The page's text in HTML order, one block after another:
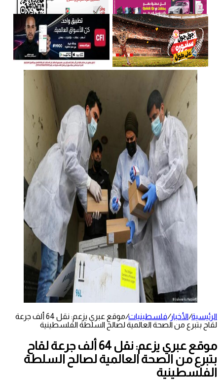
الرئيسية/الأخبار/فلسطينيات/
موقع عبري يزعم: نقل 64 ألف جرعة
لقاح بتبرع من الصحة العالمية لصالح السلطة الفلسطينية
موقع عبري يزعم: نقل 64 ألف جرعة لقاح
بتبرع من الصحة العالمية لصالح السلطة
الفلسطينية